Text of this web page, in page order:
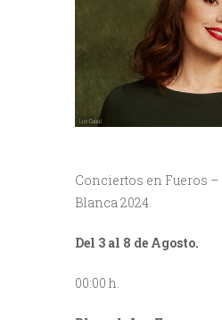
Conciertos en Fueros –
Blanca 2024.
Del 3 al 8 de Agosto.
00:00 h.